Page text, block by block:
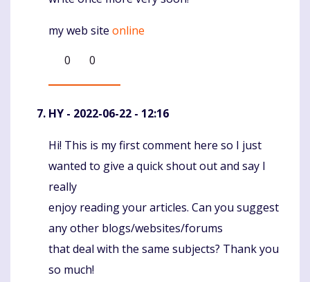
my web site online
0
0
HY - 2022-06-22 - 12:16
Komentaras
Hi! This is my first comment here so I just
wanted to give a quick shout out and say I
really
enjoy reading your articles. Can you suggest
any other blogs/websites/forums
that deal with the same subjects? Thank you
so much!